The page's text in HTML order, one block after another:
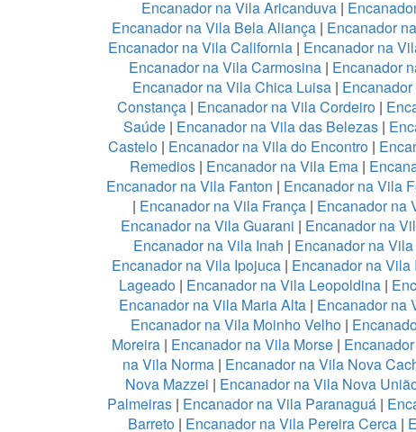
Encanador na Vila Aricanduva|
Encanador na Vila Bela Aliança | Encanador
Encanador na Vila California | Encanador na
Encanador na Vila Carmosina | Encanador
Encanador na Vila Chica Luisa |
Constança | Encanador na Vila Cordeiro |
Saúde | Encanador na Vila das Belezas |
Castelo| Encanador na Vila do Encontro|
Remedios | Encanador na Vila Ema |
Encanador na Vila Fanton | Encanador na Vila
| Encanador na Vila França| Encanador na
Encanador na Vila Guarani | Encanador na
Encanador na Vila Inah | Encanador na
Encanador na Vila Ipojuca| Encanador na Vila
Lageado| Encanador na Vila Leopoldina|
Encanador na Vila Maria Alta| Encanador na
Encanador na Vila Moinho Velho |
Moreira| Encanador na Vila Morse|
na Vila Norma | Encanador na Vila Nova
Nova Mazzei | Encanador na Vila Nova
Palmeiras | Encanador na Vila Paranaguá |
Barreto| Encanador na Vila Pereira Cerca|